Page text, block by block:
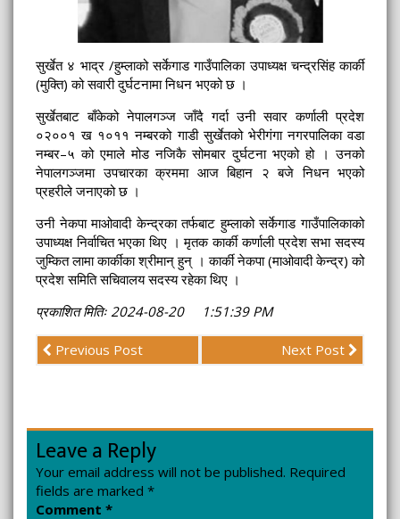
सुर्खेत ४ भाद्र /हुम्लाको सर्केगाड गाउँपालिका उपाध्यक्ष चन्द्रसिंह कार्की
(मुक्ति) को सवारी दुर्घटनामा निधन भएको छ ।
सुर्खेतबाट बाँकेको नेपालगञ्ज जाँदै गर्दा उनी सवार कर्णाली प्रदेश
०२००१ ख १०११ नम्बरको गाडी सुर्खेतको भेरीगंगा नगरपालिका वडा
नम्बर–५ को एमाले मोड नजिकै सोमबार दुर्घटना भएको हो । उनको
नेपालगञ्जमा उपचारका क्रममा आज बिहान २ बजे निधन भएको
प्रहरीले जनाएको छ ।
उनी नेकपा माओवादी केन्द्रका तर्फबाट हुम्लाको सर्केगाड गाउँपालिकाको
उपाध्यक्ष निर्वाचित भएका थिए । मृतक कार्की कर्णाली प्रदेश सभा सदस्य
जुम्कित लामा कार्कीका श्रीमान् हुन् । कार्की नेकपा (माओवादी केन्द्र) को
प्रदेश समिति सचिवालय सदस्य रहेका थिए ।
प्रकाशित मितिः 2024-08-20 1:51:39 PM
Previous Post Next Post
Leave a Reply
Your email address will not be published. Required
fields are marked *
Comment *